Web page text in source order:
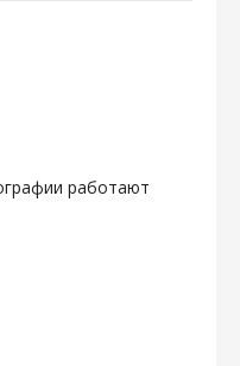
работают